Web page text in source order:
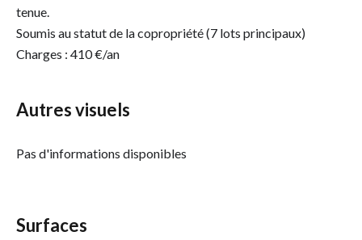
tenue.
Soumis au statut de la copropriété (7 lots principaux)
Charges : 410 €/an
Autres visuels
Pas d'informations disponibles
Surfaces